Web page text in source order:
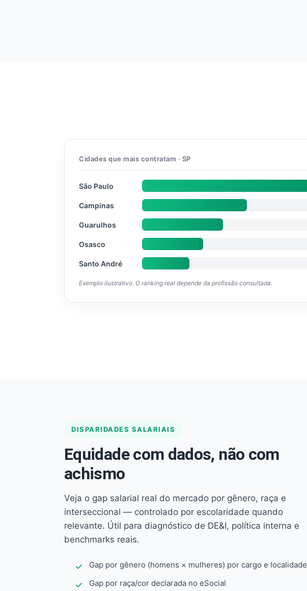
Cidades que mais contratam · SP
São Paulo
Campinas
Guarulhos
Osasco
Santo André
Exemplo ilustrativo. O ranking real depende da profissão consultada.
DISPARIDADES SALARIAIS
Equidade com dados, não com
achismo
Veja o gap salarial real do mercado por gênero, raça e
interseccional — controlado por escolaridade quando
relevante. Útil para diagnóstico de DE&I, política interna e
benchmarks reais.
Gap por gênero (homens × mulheres) por cargo e localidade
Gap por raça/cor declarada no eSocial